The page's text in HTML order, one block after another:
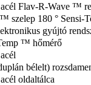
acél Flav-R-Wave ™
szelep 180 ° Sensi-
gyújtó
™ hőmérő
bélelt)
oldaltálca